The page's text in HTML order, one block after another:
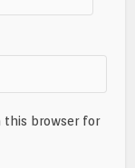
this browser for